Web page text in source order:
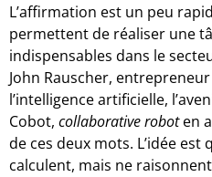
L’affirmation est un peu
permettent de réaliser une
indispensables dans le
John Rauscher,
l’intelligence artificielle,
Cobot, collaborative roboten
de ces deux mots. L’idée
calculent, mais ne